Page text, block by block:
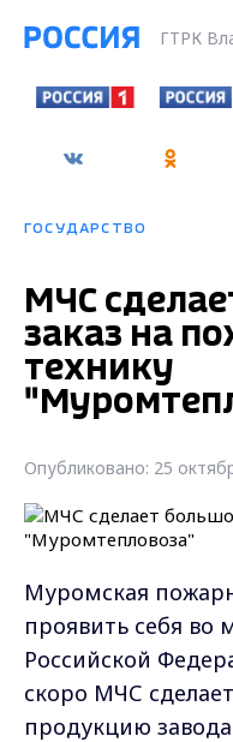
ГТРК
ГОСУДАРСТВО
МЧС
заказ на
технику
Опубликовано: 25
Муромская
проявить себя во
Российской
скоро МЧС
продукцию